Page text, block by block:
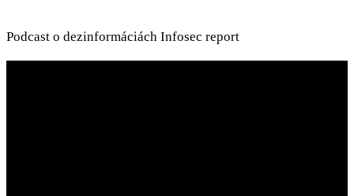
Podcast o dezinformáciách Infosec report